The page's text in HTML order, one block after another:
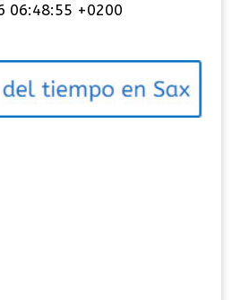
06:48:56 +0200